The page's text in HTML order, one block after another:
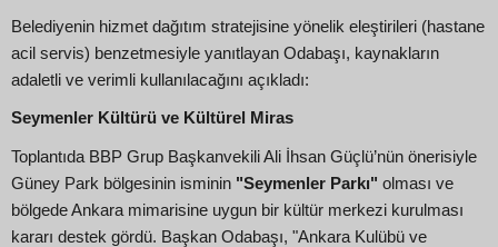
Belediyenin hizmet dağıtım stratejisine yönelik eleştirileri (hastane
acil servis) benzetmesiyle yanıtlayan Odabaşı, kaynakların
adaletli ve verimli kullanılacağını açıkladı:
Seymenler Kültürü ve Kültürel Miras
Toplantıda BBP Grup Başkanvekili Ali İhsan Güçlü’nün önerisiyle
Güney Park bölgesinin isminin "Seymenler Parkı" olması ve
bölgede Ankara mimarisine uygun bir kültür merkezi kurulması
kararı destek gördü. Başkan Odabaşı, "Ankara Kulübü ve